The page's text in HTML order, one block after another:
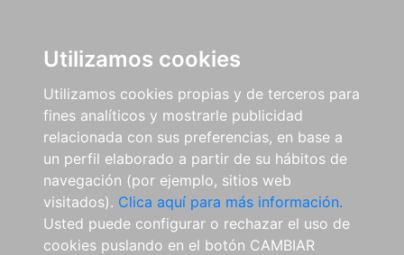
Utilizamos cookies
Utilizamos cookies propias y de terceros para
fines analíticos y mostrarle publicidad
relacionada con sus preferencias, en base a
un perfil elaborado a partir de su hábitos de
navegación (por ejemplo, sitios web
visitados). Clica aquí para más información.
Usted puede configurar o rechazar el uso de
cookies puslando en el botón CAMBIAR